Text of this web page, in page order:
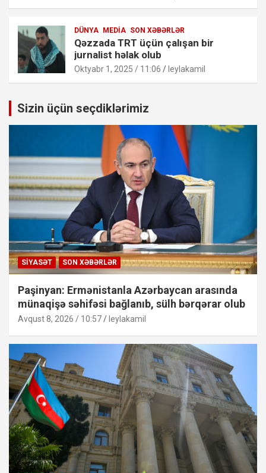
DÜNYA MEDIA SON XƏBƏRLƏR
Qəzzada TRT üçün çalışan bir
jurnalist həlak olub
Oktyabr 1, 2025 / 11:06 leylakamil
Sizin üçün seçdiklərimiz
SIYASƏT SON XƏBƏRLƏR
Paşinyan: Ermənistanla Azərbaycan arasında
münaqişə səhifəsi bağlanıb, sülh bərqərar olub
Avqust 8, 2026 / 10:57 leylakamil